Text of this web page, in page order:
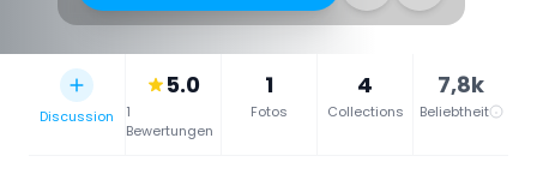
Discussion
5.0
1
Bewertungen
1
Fotos
4
Collections
7,8k
Beliebtheit